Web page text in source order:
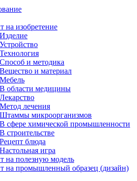
на изобретение
Изделие
Устройство
Технология
Способ и методика
Вещество и материал
Мебель
В области медицины
Лекарство
Метод лечения
Штаммы микроорганизмов
В сфере химической промышленности
В строительстве
Рецепт блюда
Настольная игра
на полезную модель
на промышленный образец (дизайн)